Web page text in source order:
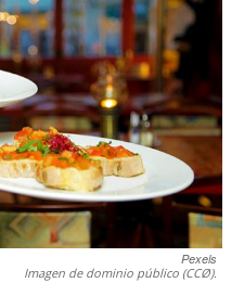
Pexels
Imagen de dominio público (CCØ).